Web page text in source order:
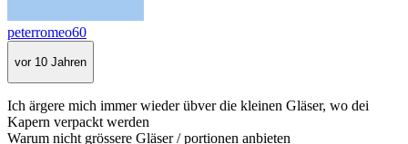
peterromeo60
vor 10 Jahren
Ich ärgere mich immer wieder übver die kleinen Gläser, wo dei
Kapern verpackt werden
Warum nicht grössere Gläser / portionen anbieten